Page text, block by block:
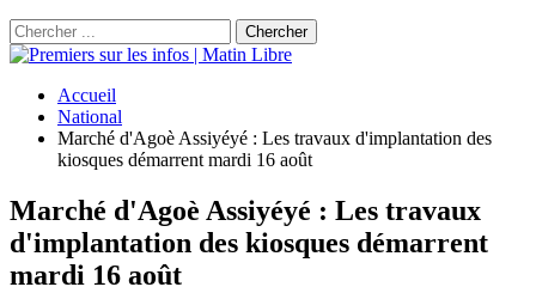
Accueil
National
Marché d'Agoè Assiyéyé : Les travaux d'implantation des
kiosques démarrent mardi 16 août
Marché d'Agoè Assiyéyé : Les travaux
d'implantation des kiosques démarrent
mardi 16 août